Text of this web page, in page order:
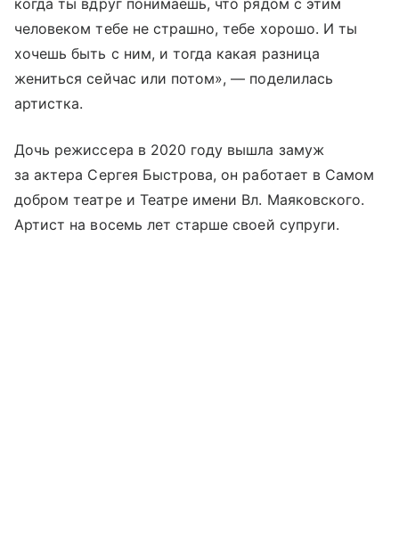
человеком тебе не страшно, тебе хорошо. И ты
хочешь быть с ним, и тогда какая разница
жениться сейчас или потом», — поделилась
артистка.
Дочь режиссера в 2020 году вышла замуж
за актера Сергея Быстрова, он работает в Самом
добром театре и Театре имени Вл. Маяковского.
Артист на восемь лет старше своей супруги.